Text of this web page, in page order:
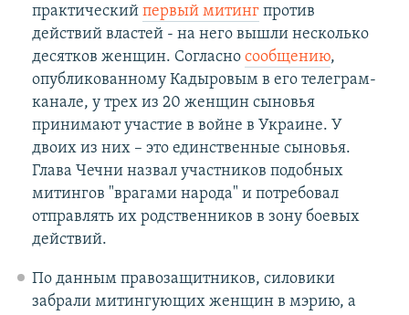
практический первый митингпротив
действий властей - на него вышли несколько
десятков женщин. Согласно сообщению,
опубликованному Кадыровым в его телеграм-
канале, у трех из 20 женщин сыновья
принимают участие в войне в Украине. У
двоих из них – это единственные сыновья.
Глава Чечни назвал участников подобных
митингов "врагами народа" и потребовал
отправлять их родственников в зону боевых
действий.
По данным правозащитников, силовики
забрали митингующих женщин в мэрию, а